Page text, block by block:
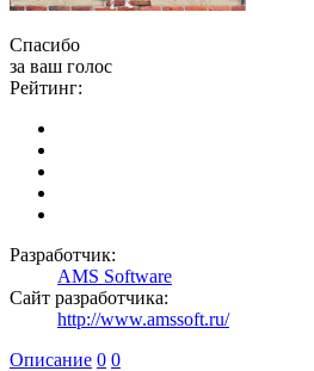
Спасибо
за ваш голос
Рейтинг:
Разработчик:
AMS Software
Сайт разработчика:
http://www.amssoft.ru/
Описание 0 0